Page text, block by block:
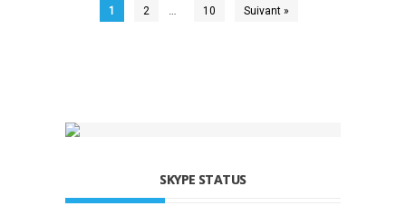
1 2 10 Suivant »
SKYPE STATUS